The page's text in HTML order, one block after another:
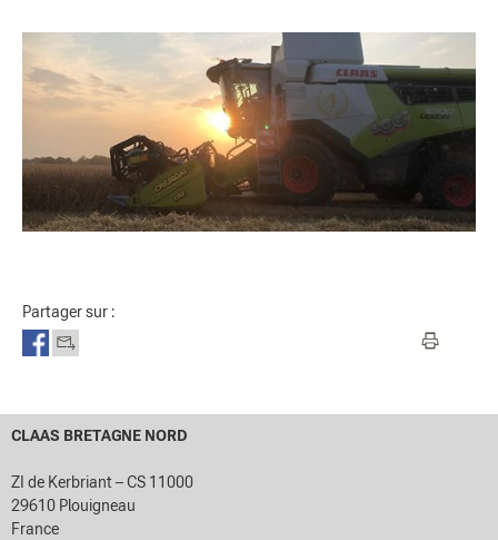
Partager sur :
CLAAS BRETAGNE NORD
ZI de Kerbriant – CS 11000
29610 Plouigneau
France